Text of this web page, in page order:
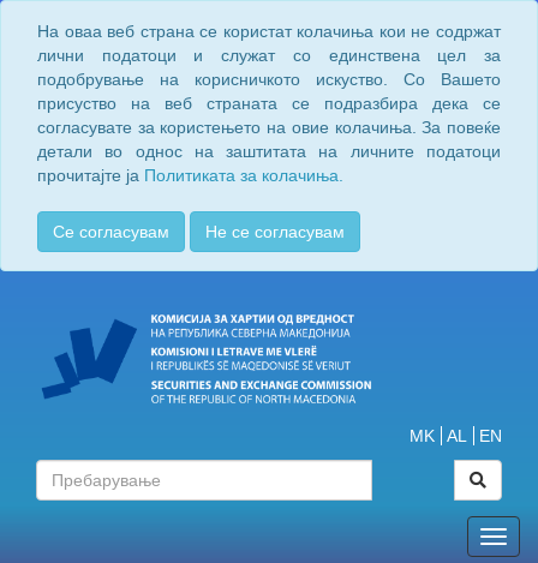
На оваа веб страна се користат колачиња кои не содржат
лични податоци и служат со единствена цел за
подобрување на корисничкото искуство. Со Вашето
присуство на веб страната се подразбира дека се
согласувате за користењето на овие колачиња. За повеќе
детали во однос на заштитата на личните податоци
прочитајте ја Политиката за колачиња.
Се согласувам Не се согласувам
MK AL EN